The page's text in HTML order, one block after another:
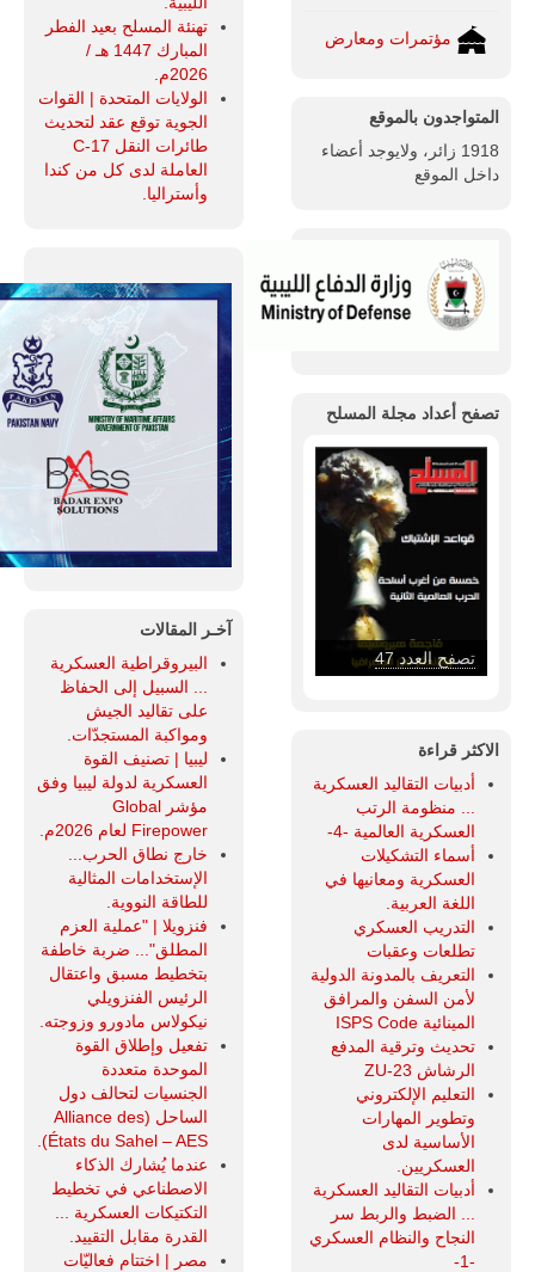
مؤتمرات ومعارض
المتواجدون بالموقع
1918 زائر، ولايوجد أعضاء
داخل الموقع
تصفح أعداد مجلة المسلح
تصفح العدد 46
الاكثر قراءة
أدبيات التقاليد العسكرية
... منظومة الرتب
العسكرية العالمية -4-
أسماء التشكيلات
العسكرية ومعانيها في
اللغة العربية.
التدريب العسكري
تطلعات وعقبات
التعريف بالمدونة الدولية
لأمن السفن والمرافق
المينائية ISPS Code
تحديث وترقية المدفع
الرشاش ZU-23
التعليم الإلكتروني
وتطوير المهارات
الأساسية لدى
العسكريين.
أدبيات التقاليد العسكرية
... الضبط والربط سر
النجاح والنظام العسكري
-1-
تهنئة المسلح بعيد الفطر
المبارك 1447 هـ /
2026م.
الولايات المتحدة | القوات
الجوية توقع عقد لتحديث
طائرات النقل C-17
العاملة لدى كل من كندا
وأستراليا.
آخـر المقالات
البيروقراطية العسكرية
... السبيل إلى الحفاظ
على تقاليد الجيش
ومواكبة المستجدّات.
ليبيا | تصنيف القوة
العسكرية لدولة ليبيا وفق
مؤشر Global
Firepower لعام 2026م.
خارج نطاق الحرب...
الإستخدامات المثالية
للطاقة النووية.
فنزويلا | "عملية العزم
المطلق"... ضربة خاطفة
بتخطيط مسبق واعتقال
الرئيس الفنزويلي
نيكولاس مادورو وزوجته.
تفعيل وإطلاق القوة
الموحدة متعددة
الجنسيات لتحالف دول
الساحل (Alliance des
États du Sahel – AES).
عندما يُشارك الذكاء
الاصطناعي في تخطيط
التكتيكات العسكرية ...
القدرة مقابل التقييد.
مصر | اختتام فعاليّات